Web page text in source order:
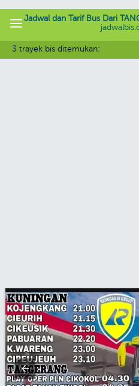
Jadwal dan Tarif Bus Dari
3 trayek bis ditemukan: